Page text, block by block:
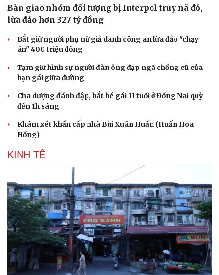
Du lịch
Tư vấn
Săn Tour
check-in
Podcast
Câu chuyện thời sự
Đọc truyện đêm khuya
Cửa sổ tình yêu
Bàn giao nhóm đối tượng bị Interpol truy nã đỏ,
lừa đảo hơn 327 tỷ đồng
Bắt giữ người phụ nữ giả danh công an lừa đảo "chạy
án" 400 triệu đồng
Tạm giữ hình sự người đàn ông đạp ngã chồng cũ của
bạn gái giữa đường
Cha dượng đánh đập, bắt bé gái 11 tuổi ở Đồng Nai quỳ
đến 1h sáng
Khám xét khẩn cấp nhà Bùi Xuân Huấn (Huấn Hoa
Hồng)
KINH TẾ